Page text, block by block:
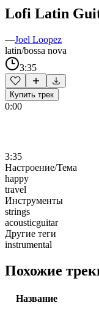
Lofi Latin
—Joel Loopez
latin/bossa nova
3:35
Купить трек
0:00
3:35
Настроение/Тема
happy
travel
Инструменты
strings
acousticguitar
Другие теги
instrumental
Похожие
Название